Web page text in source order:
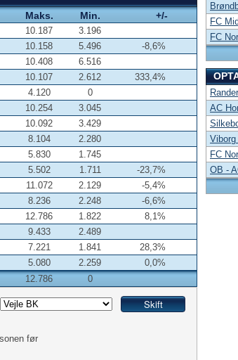
Maks. Min. +/-
10.187
3.196
10.158 5.496
-8,6%
10.408
6.516
10.107 2.612
333,4%
4.120
0
10.254
3.045
10.092
3.429
8.104
2.280
5.830
1.745
5.502 1.711
-23,7%
11.072 2.129
-5,4%
8.236 2.248
-6,6%
12.786 1.822
8,1%
9.433
2.489
7.221 1.841
28,3%
5.080 2.259
0,0%
12.786 0
før
FC
FC
AC
FC
OB -